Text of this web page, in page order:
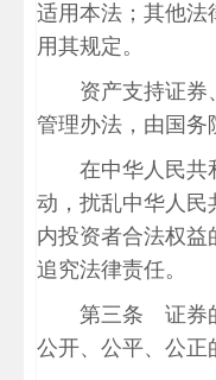
适用本法；其他法
用其规定。
资产支持证券
管理办法，由国务
在中华人民共
动，扰乱中华人民
内投资者合法权
追究法律责任。
第三条 证券
公开、公平、公正